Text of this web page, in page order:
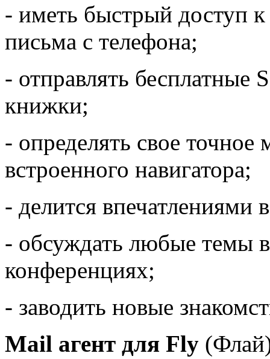
- иметь быстрый доступ к
письма с телефона;
- отправлять бесплатные
книжки;
- определять свое
встроенного навигатора;
- делится впечатлениями
- обсуждать любые темы
конференциях;
- заводить новые
Mail агент для Fly